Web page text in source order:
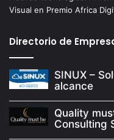
Visual en Premio Africa
Directorio de
SINUX –
alcance
Quality
Consulting